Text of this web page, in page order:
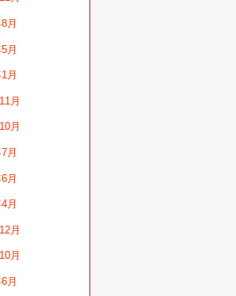
月
月
月
月
月
月
月
月
月
月
月